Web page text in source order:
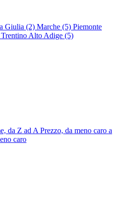
Giulia (2) Marche (5) Piemonte
Trentino Alto Adige (5)
da Z ad APrezzo, da meno caro a
caro